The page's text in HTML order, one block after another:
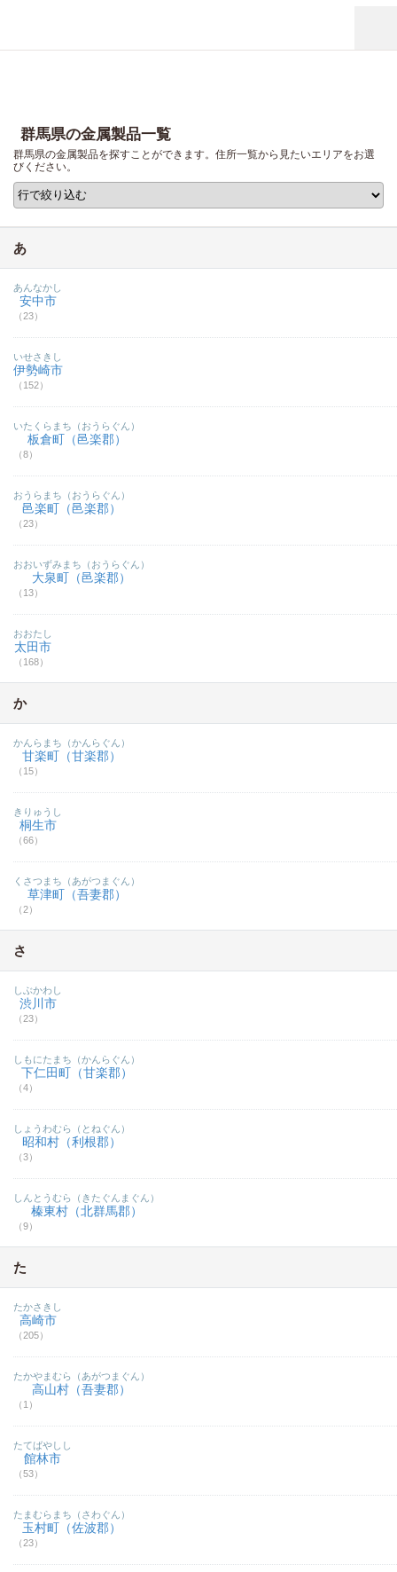
群馬県の金属製品一覧
群馬県の金属製品を探すことができます。住所一覧から見たいエリアをお選
びください。
あ
安中市
（23）
あんなかし
伊勢崎市
（152）
いせさきし
板倉町（邑楽郡）
（8）
いたくらまち（おうらぐん）
邑楽町（邑楽郡）
（23）
おうらまち（おうらぐん）
大泉町（邑楽郡）
（13）
おおいずみまち（おうらぐん）
太田市
（168）
おおたし
か
甘楽町（甘楽郡）
（15）
かんらまち（かんらぐん）
桐生市
（66）
きりゅうし
草津町（吾妻郡）
（2）
くさつまち（あがつまぐん）
さ
渋川市
（23）
しぶかわし
下仁田町（甘楽郡）
（4）
しもにたまち（かんらぐん）
昭和村（利根郡）
（3）
しょうわむら（とねぐん）
榛東村（北群馬郡）
（9）
しんとうむら（きたぐんまぐん）
た
高崎市
（205）
たかさきし
高山村（吾妻郡）
（1）
たかやまむら（あがつまぐん）
館林市
（53）
たてばやしし
玉村町（佐波郡）
（23）
たまむらまち（さわぐん）